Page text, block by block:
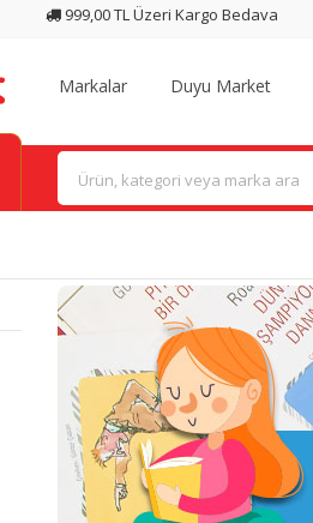
999,00 TL Üzeri Kargo Bedava
Markalar Duyu Market